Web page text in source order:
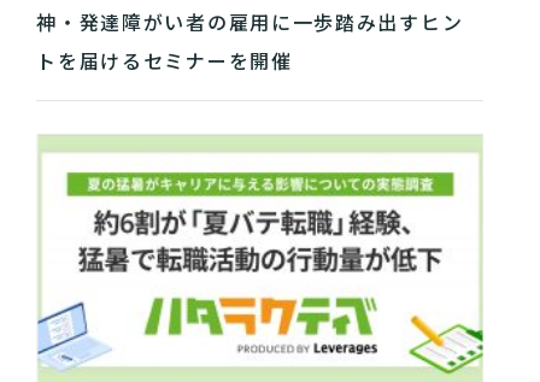
神・発達障がい者の雇用に一歩踏み出すヒン
トを届けるセミナーを開催